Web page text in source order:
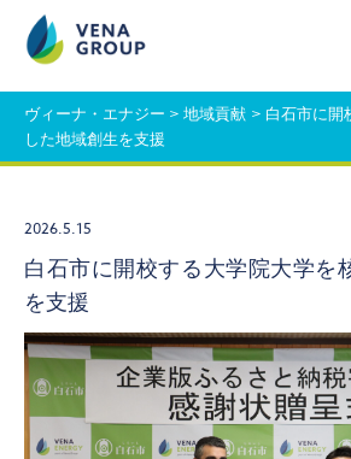
ヴィーナ・エナジー >地域貢献 > 白石市に開
した地域創生を支援
2026.5.15
白石市に開校する大学院大学を
を支援